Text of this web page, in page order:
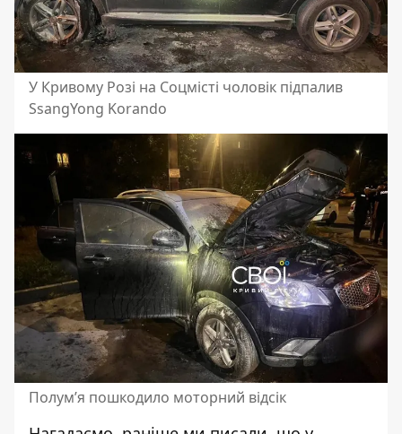
У Кривому Розі на Соцмісті чоловік підпалив
SsangYong Korando
Полум’я пошкодило моторний відсік